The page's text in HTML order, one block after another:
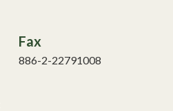
Fax
886-2-22791008